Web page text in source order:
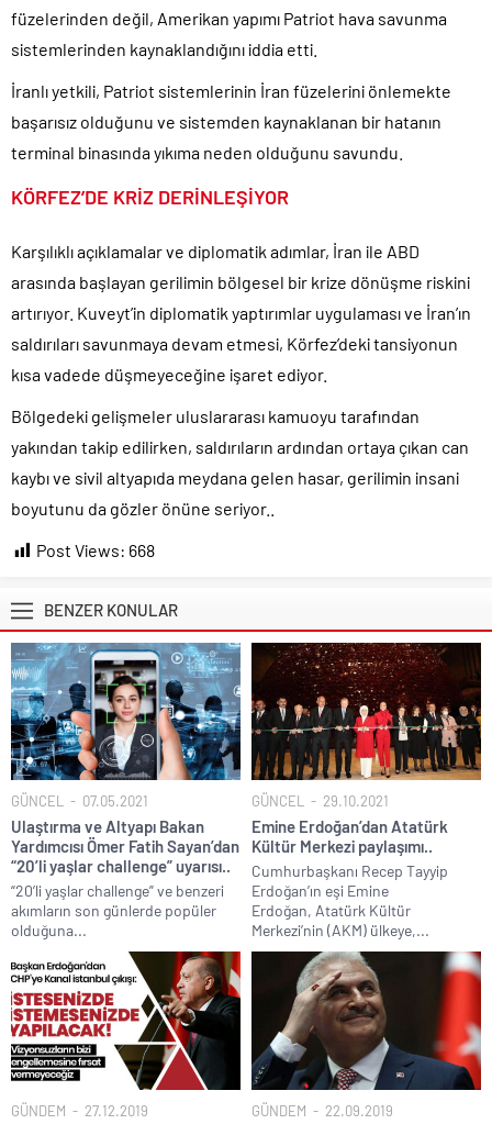
füzelerinden değil, Amerikan yapımı Patriot hava savunma
sistemlerinden kaynaklandığını iddia etti.
İranlı yetkili, Patriot sistemlerinin İran füzelerini önlemekte
başarısız olduğunu ve sistemden kaynaklanan bir hatanın
terminal binasında yıkıma neden olduğunu savundu.
KÖRFEZ’DE KRİZ DERİNLEŞİYOR
Karşılıklı açıklamalar ve diplomatik adımlar, İran ile ABD
arasında başlayan gerilimin bölgesel bir krize dönüşme riskini
artırıyor. Kuveyt’in diplomatik yaptırımlar uygulaması ve İran’ın
saldırıları savunmaya devam etmesi, Körfez’deki tansiyonun
kısa vadede düşmeyeceğine işaret ediyor.
Bölgedeki gelişmeler uluslararası kamuoyu tarafından
yakından takip edilirken, saldırıların ardından ortaya çıkan can
kaybı ve sivil altyapıda meydana gelen hasar, gerilimin insani
boyutunu da gözler önüne seriyor..
Post Views: 668
BENZER KONULAR
GÜNCEL 07.05.2021
Ulaştırma ve Altyapı Bakan
Yardımcısı Ömer Fatih Sayan’dan
“20’li yaşlar challenge” uyarısı..
“20’li yaşlar challenge” ve benzeri
akımların son günlerde popüler
olduğuna...
GÜNCEL 29.10.2021
Emine Erdoğan’dan Atatürk
Kültür Merkezi paylaşımı..
Cumhurbaşkanı Recep Tayyip
Erdoğan’ın eşi Emine
Erdoğan, Atatürk Kültür
Merkezi’nin (AKM) ülkeye,...
GÜNDEM 27.12.2019 GÜNDEM 22.09.2019